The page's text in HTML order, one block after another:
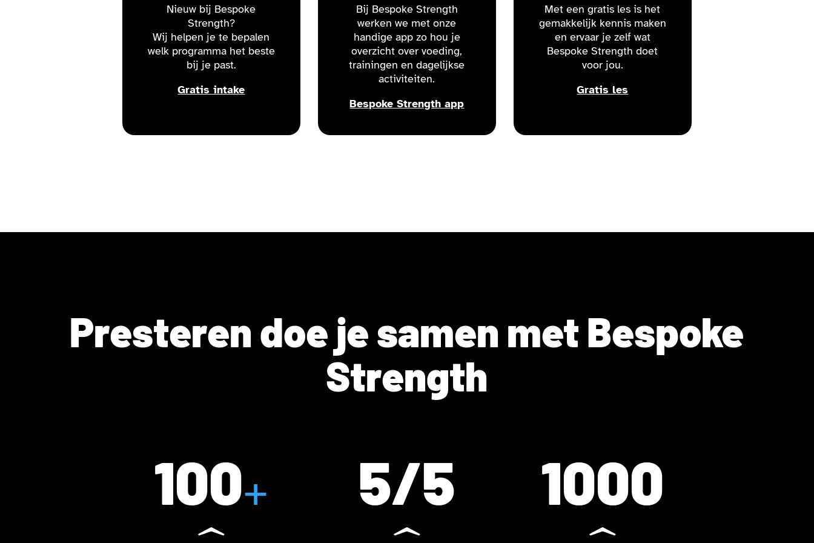
Nieuw bij Bespoke
Strength?
Wij helpen je te bepalen
welk programma het beste
bij je past.
Gratis intake
Bij Bespoke Strength
werken we met onze
handige app zo hou je
overzicht over voeding,
trainingen en dagelijkse
activiteiten.
Bespoke Strength app
Met een gratis les is het
gemakkelijk kennis maken
en ervaar je zelf wat
Bespoke Strength doet
voor jou.
Gratis les
Presteren doe je samen met Bespoke
Strength
100+ 5/5 1000